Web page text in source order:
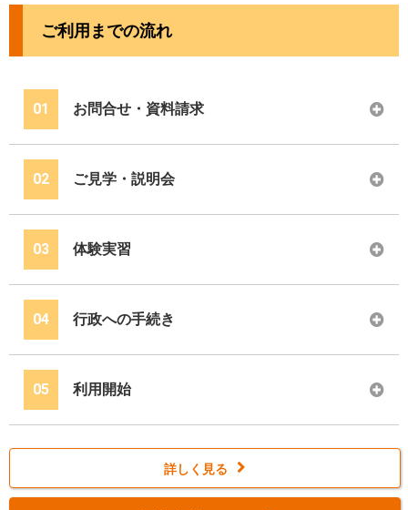
ご利用までの流れ
01 お問合せ・資料請求
02 ご見学・説明会
03 体験実習
04 行政への手続き
05 利用開始
詳しく見る